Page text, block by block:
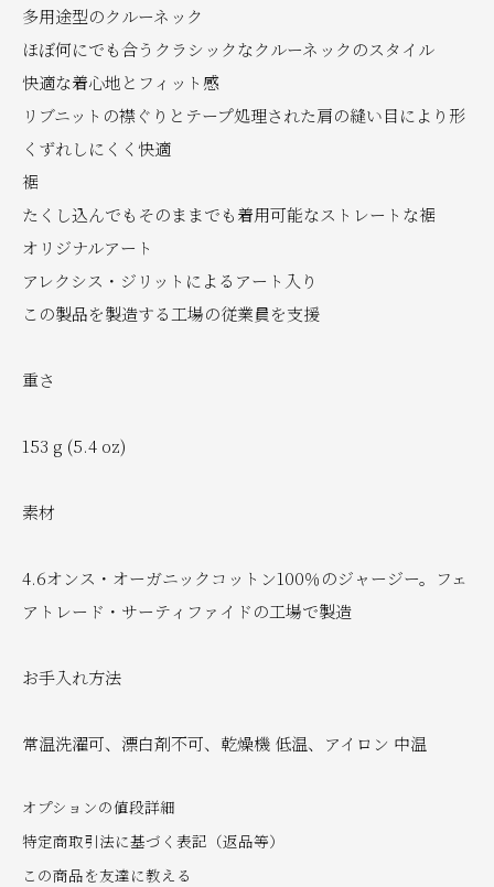
多用途型のクルーネック
ほぼ何にでも合うクラシックなクルーネックのスタイル
快適な着心地とフィット感
リブニットの襟ぐりとテープ処理された肩の縫い目により形
くずれしにくく快適
裾
たくし込んでもそのままでも着用可能なストレートな裾
オリジナルアート
アレクシス・ジリットによるアート入り
この製品を製造する工場の従業員を支援
重さ
153 g (5.4 oz)
素材
4.6オンス・オーガニックコットン100％のジャージー。フェ
アトレード・サーティファイドの工場で製造
お手入れ方法
常温洗濯可、漂白剤不可、乾燥機 低温、アイロン 中温
オプションの値段詳細
特定商取引法に基づく表記（返品等）
この商品を友達に教える